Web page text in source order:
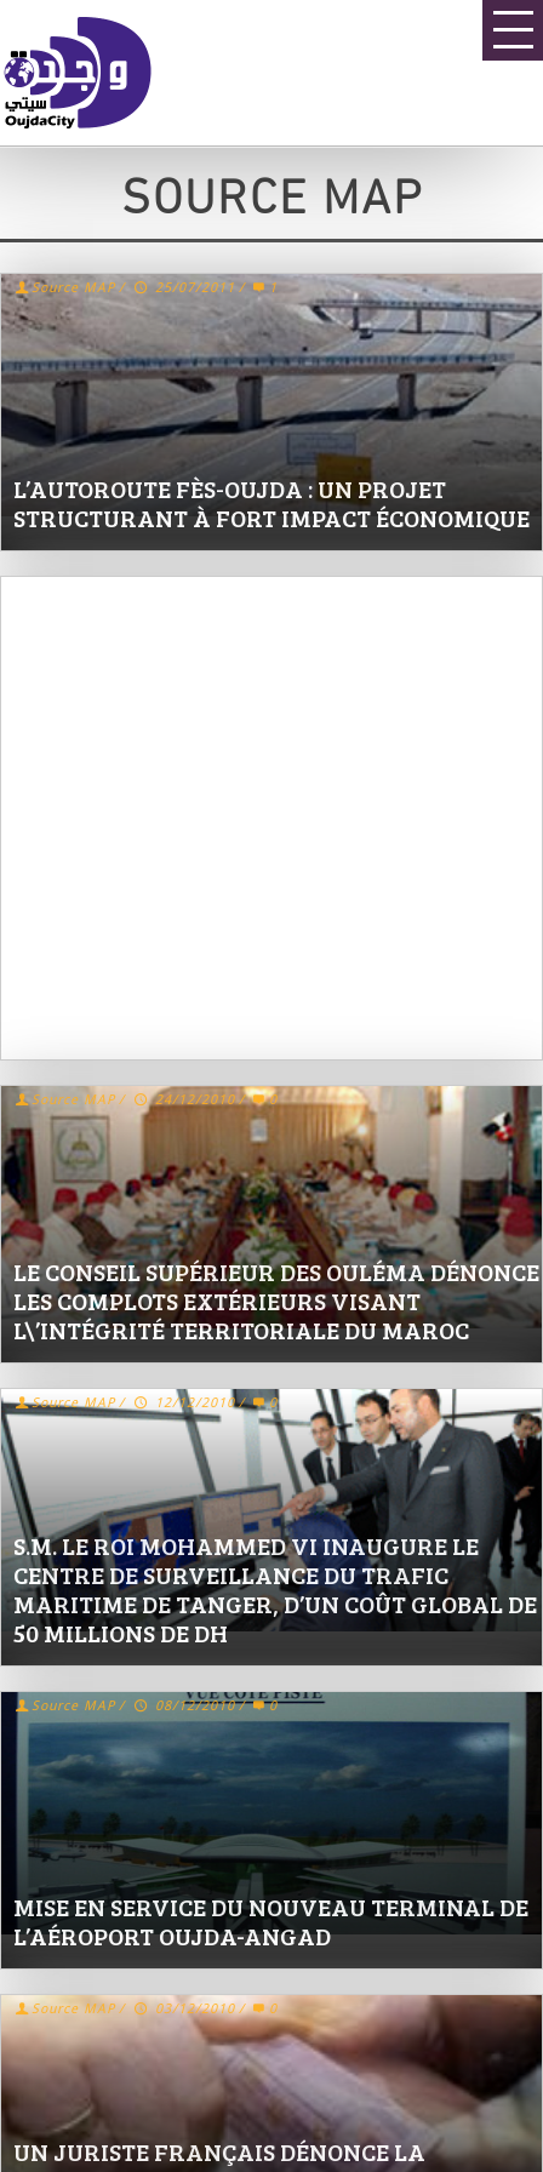
SOURCE MAP
L’AUTOROUTE FÈS-OUJDA : UN PROJET
STRUCTURANT À FORT IMPACT ÉCONOMIQUE
Source MAP / 25/07/2011 / 1
LE CONSEIL SUPÉRIEUR DES OULÉMA DÉNONCE
LES COMPLOTS EXTÉRIEURS VISANT
L\’INTÉGRITÉ TERRITORIALE DU MAROC
Source MAP / 24/12/2010 / 0
S.M. LE ROI MOHAMMED VI INAUGURE LE
CENTRE DE SURVEILLANCE DU TRAFIC
MARITIME DE TANGER, D’UN COÛT GLOBAL DE
50 MILLIONS DE DH
Source MAP / 12/12/2010 / 0
MISE EN SERVICE DU NOUVEAU TERMINAL DE
L’AÉROPORT OUJDA-ANGAD
Source MAP / 08/12/2010 / 0
UN JURISTE FRANÇAIS DÉNONCE LA
Source MAP / 03/12/2010 / 0